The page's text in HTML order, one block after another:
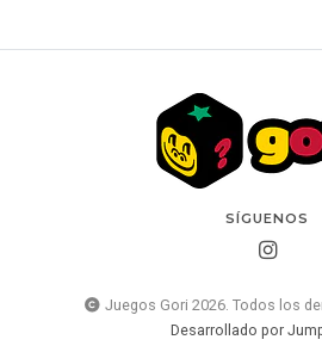
SÍGUENOS
Juegos Gori 2026. Todos los
Desarrollado por